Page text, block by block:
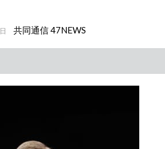
共同通信 47NEWS